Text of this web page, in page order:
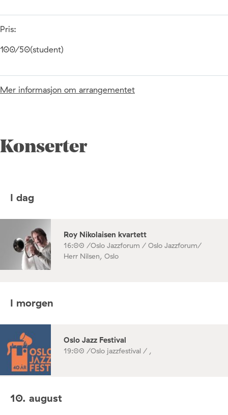
Pris:
100/50(student)
Mer informasjon om arrangementet
Konserter
I dag
Roy Nikolaisen kvartett
16:00 /Oslo Jazzforum / Oslo Jazzforum/
Herr Nilsen, Oslo
I morgen
Oslo Jazz Festival
19:00 /Oslo jazzfestival / ,
10. august